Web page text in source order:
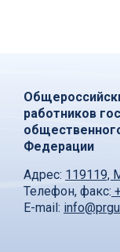
работников
Федерации
Адрес: 119119,
Телефон, факс:
E-mail: